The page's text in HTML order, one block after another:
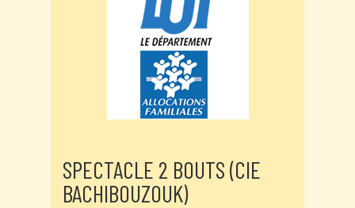
SPECTACLE 2 BOUTS (CIE
BACHIBOUZOUK)